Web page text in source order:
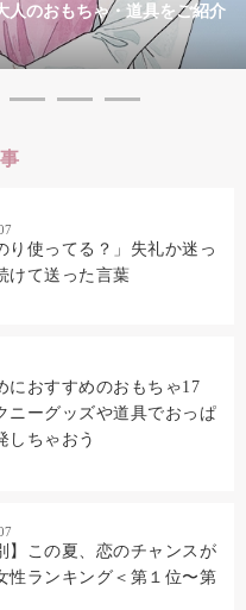
人のおもちゃ・道具をご紹介
り使ってる？」失礼か迷っ
けて送った言葉
におすすめのおもちゃ17
ーグッズや道具でおっぱ
しちゃおう
】この夏、恋のチャンスが
性ランキング＜第１位〜第